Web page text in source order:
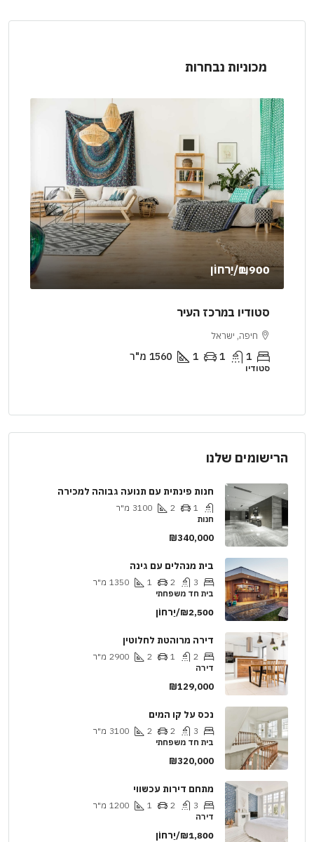
מכוניות נבחרות
₪160,000
דירת קומות מהודרת
ירושלים, ישראל
2
1
1
2890 מ"ר
דירה
הרישומים שלנו
חנות פינתית עם תנועה גבוהה למכירה
1
2
3100 מ"ר
חנות
₪340,000
בית מנהלים עם גינה
3
2
1
1350 מ"ר
בית חד משפחתי
₪2,500/יַרחוֹן
דירה מרוהטת לחלוטין
2
1
2
2900 מ"ר
דירה
₪129,000
נכס על קו המים
3
2
2
3100 מ"ר
בית חד משפחתי
₪320,000
מתחם דירות עכשווי
3
2
1
1200 מ"ר
דירה
₪1,800/יַרחוֹן